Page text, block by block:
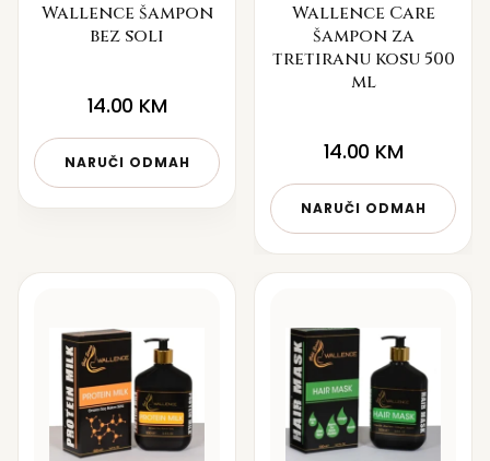
Wallence šampon
bez soli
14.00 KM
NARUČI ODMAH
Wallence Care
šampon za
tretiranu kosu 500
ml
14.00 KM
NARUČI ODMAH